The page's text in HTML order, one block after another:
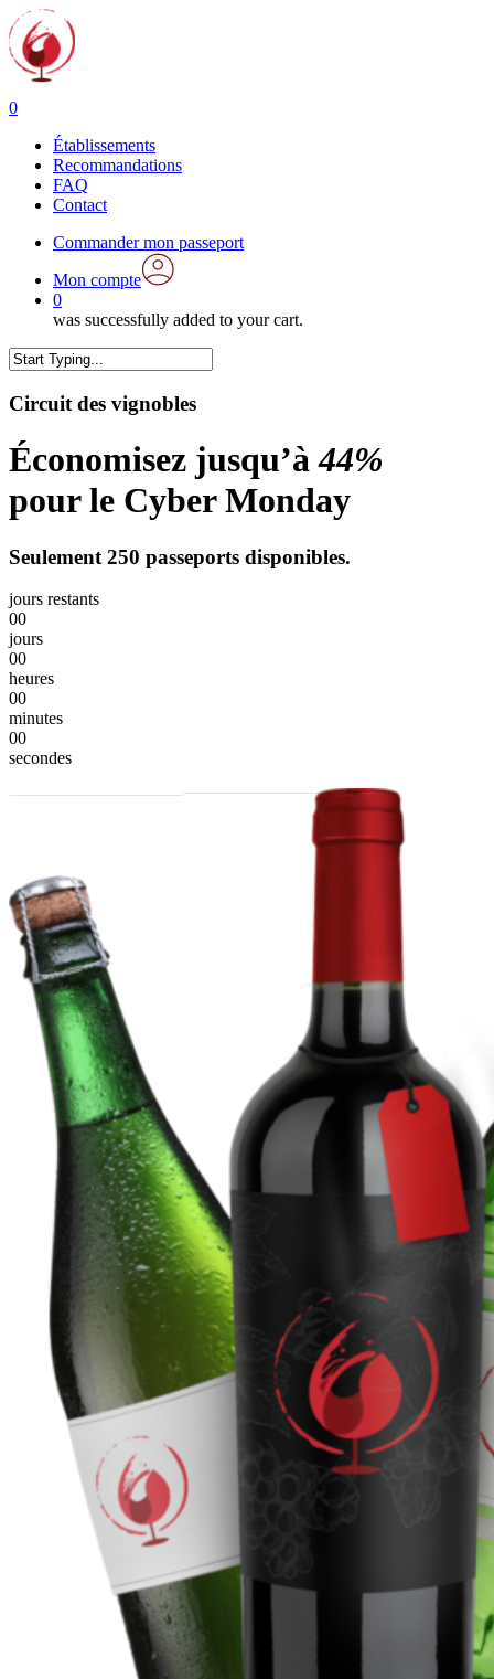
Skip
to
main
content
0
Établissements
Recommandations
FAQ
Contact
Commander mon passeport
Mon compte
0
was successfully added to your cart.
Search
Circuit des vignobles
Économisez jusqu’à44%
pour le Cyber Monday
Seulement 250 passeports disponibles.
jours restants
00
jours
00
heures
00
minutes
00
secondes